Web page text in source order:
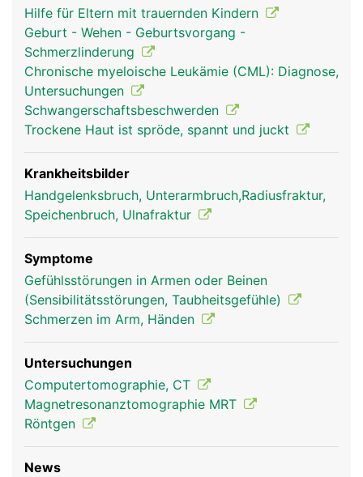
Ulna Frau Ulna Mann
Hilfe für Eltern mit trauernden Kindern
Geburt - Wehen - Geburtsvorgang -
Schmerzlinderung
Chronische myeloische Leukämie (CML): Diagnose,
Untersuchungen
Schwangerschaftsbeschwerden
Trockene Haut ist spröde, spannt und juckt
Krankheitsbilder
Handgelenksbruch, Unterarmbruch,Radiusfraktur,
Speichenbruch, Ulnafraktur
Symptome
Gefühlsstörungen in Armen oder Beinen
(Sensibilitätsstörungen, Taubheitsgefühle)
Schmerzen im Arm, Händen
Untersuchungen
Computertomographie, CT
Magnetresonanztomographie MRT
Röntgen
News